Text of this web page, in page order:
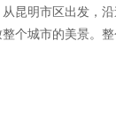
从昆明市区出发，
个城市的美景。整